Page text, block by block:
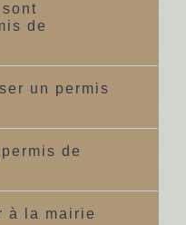
de
un permis
de
à la mairie